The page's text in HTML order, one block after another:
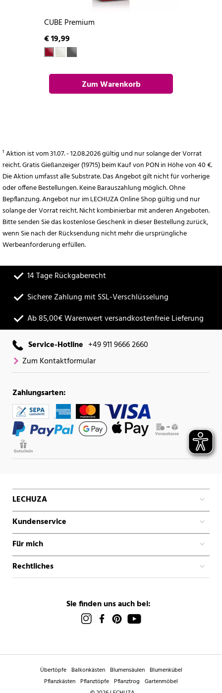
CUBE Premium
€ 19,99
Zum Warenkorb
¹ Aktion ist vom 31.07. - 12.08.2026 gültig und nur solange der Vorrat
reicht. Gratis Gießanzeiger (19715) beim Kauf von PON in Höhe von 40 €.
Die Aktion umfasst alle Substrate. Das Angebot gilt nicht für vorherige
oder offene Bestellungen. Keine Barauszahlung möglich. Ohne
Bepflanzung. Angebot nur im LECHUZA Online Shop gültig und nur
solange der Vorrat reicht. Nicht kombinierbar mit anderen Angeboten.
Bitte senden Sie das kostenlose Geschenk in dieser Bestellung zurück,
wenn Sie nach der Rücksendung nicht mehr die ursprüngliche
Werbeanforderung erfüllen.
14 Tage Rückgaberecht
Sichere Zahlung mit SSL-Verschlüsselung
Ab 85,00€ Warenwert versandkostenfreie Lieferung
Service-Hotline +49 911 9666 2660
Zum Kontaktformular
Zahlungsarten:
LECHUZA
Kundenservice
Für mich
Rechtliches
Sie finden uns auch bei:
Übertöpfe Balkonkästen Blumensäulen Blumenkübel
Pflanzkästen Pflanztöpfe Pflanztrog Gartenmöbel